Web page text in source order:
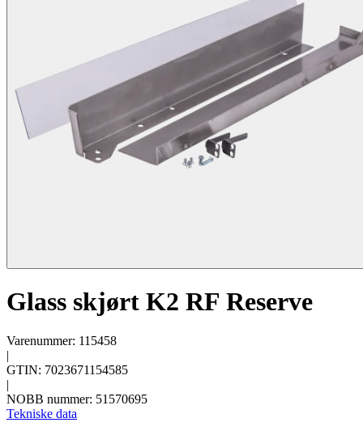
Glass skjørt K2 RF Reserve
Varenummer: 115458
|
GTIN: 7023671154585
|
NOBB nummer: 51570695
Tekniske data